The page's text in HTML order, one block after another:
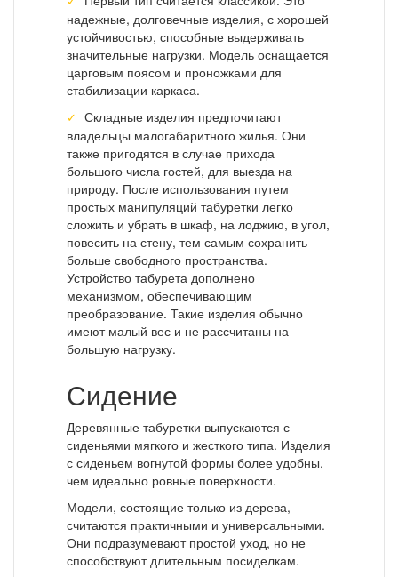
надежные, долговечные изделия, с хорошей
устойчивостью, способные выдерживать
значительные нагрузки. Модель оснащается
царговым поясом и проножками для
стабилизации каркаса.
Складные изделия предпочитают
владельцы малогабаритного жилья. Они
также пригодятся в случае прихода
большого числа гостей, для выезда на
природу. После использования путем
простых манипуляций табуретки легко
сложить и убрать в шкаф, на лоджию, в угол,
повесить на стену, тем самым сохранить
больше свободного пространства.
Устройство табурета дополнено
механизмом, обеспечивающим
преобразование. Такие изделия обычно
имеют малый вес и не рассчитаны на
большую нагрузку.
Сидение
Деревянные табуретки выпускаются с
сиденьями мягкого и жесткого типа. Изделия
с сиденьем вогнутой формы более удобны,
чем идеально ровные поверхности.
Модели, состоящие только из дерева,
считаются практичными и универсальными.
Они подразумевают простой уход, но не
способствуют длительным посиделкам.